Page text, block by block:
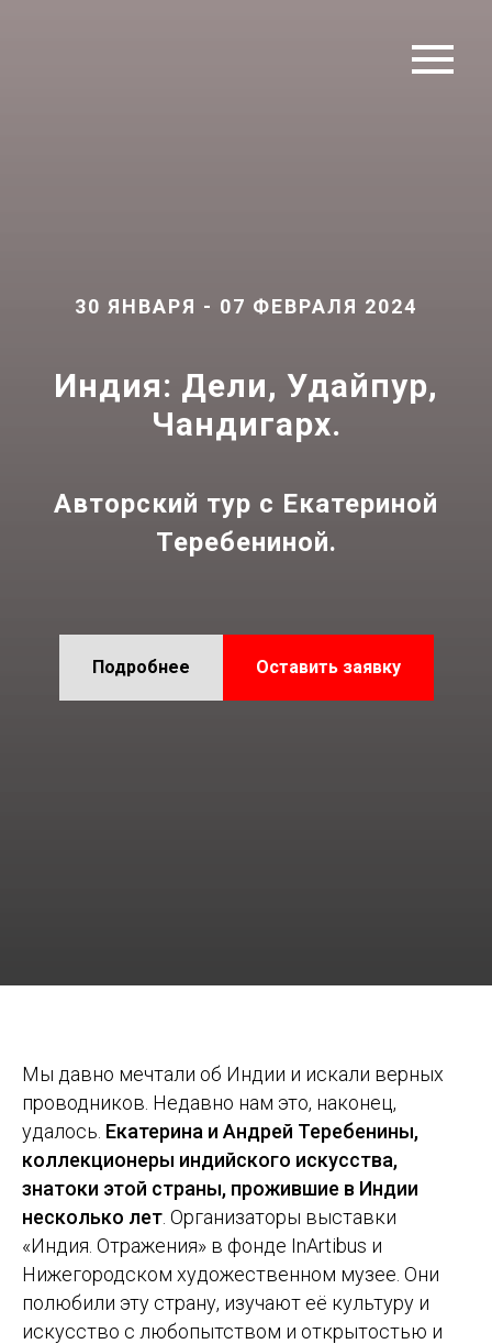
30 ЯНВАРЯ - 07 ФЕВРАЛЯ 2024
Индия: Дели, Удайпур,
Чандигарх.
Авторский тур с Екатериной
Теребениной.
Подробнее Оставить заявку
Мы давно мечтали об Индии и искали верных
проводников. Недавно нам это, наконец,
удалось. Екатерина и Андрей Теребенины,
коллекционеры индийского искусства,
знатоки этой страны, прожившие в Индии
несколько лет . Организаторы выставки
«Индия. Отражения» в фонде InArtibus и
Нижегородском художественном музее. Они
полюбили эту страну, изучают её культуру и
искусство с любопытством и открытостью и